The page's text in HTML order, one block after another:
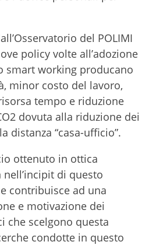
del POLIMI
policy volte all’adozione
smart working producano
minor costo del lavoro,
tempo e riduzione
dovuta alla riduzione dei
distanza “casa-ufficio”.
ottenuto in ottica
di questo
contribuisce ad una
e motivazione dei
che scelgono questa
condotte in questo